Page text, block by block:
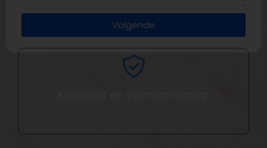
Volgende
Kwaliteit en vakmanschap